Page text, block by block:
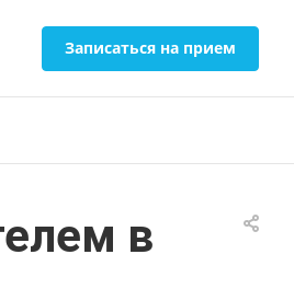
Записаться на прием
в